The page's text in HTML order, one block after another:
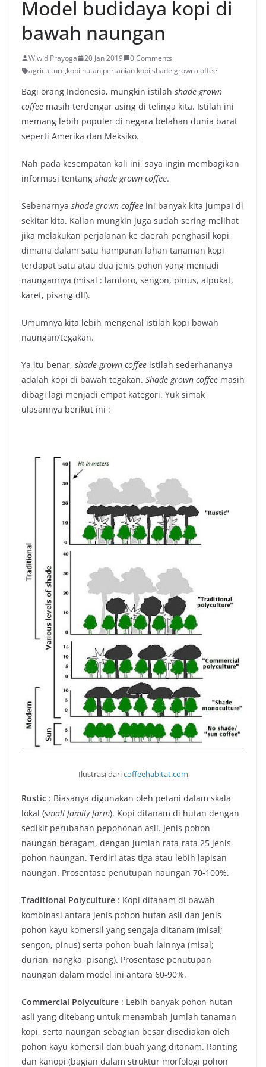
Model budidaya kopi di
bawah naungan
Wiwid Prayoga 20 Jan 2019
0 Comments
agriculture,kopi hutan,pertanian kopi,shade grown coffee
Bagi orang Indonesia, mungkin istilah shade grown
coffee masih terdengar asing di telinga kita. Istilah ini
memang lebih populer di negara belahan dunia barat
seperti Amerika dan Meksiko.
Nah pada kesempatan kali ini, saya ingin membagikan
informasi tentang shade grown coffee.
Sebenarnya shade grown coffee ini banyak kita jumpai di
sekitar kita. Kalian mungkin juga sudah sering melihat
jika melakukan perjalanan ke daerah penghasil kopi,
dimana dalam satu hamparan lahan tanaman kopi
terdapat satu atau dua jenis pohon yang menjadi
naungannya (misal : lamtoro, sengon, pinus, alpukat,
karet, pisang dll).
Umumnya kita lebih mengenal istilah kopi bawah
naungan/tegakan.
Ya itu benar, shade grown coffee istilah sederhananya
adalah kopi di bawah tegakan. Shade grown coffee masih
dibagi lagi menjadi empat kategori. Yuk simak
ulasannya berikut ini :
Ilustrasi daricoffeehabitat.com
Rustic : Biasanya digunakan oleh petani dalam skala
lokal (small family farm). Kopi ditanam di hutan dengan
sedikit perubahan pepohonan asli. Jenis pohon
naungan beragam, dengan jumlah rata-rata 25 jenis
pohon naungan. Terdiri atas tiga atau lebih lapisan
naungan. Prosentase penutupan naungan 70-100%.
Traditional Polyculture : Kopi ditanam di bawah
kombinasi antara jenis pohon hutan asli dan jenis
pohon kayu komersil yang sengaja ditanam (misal;
sengon, pinus) serta pohon buah lainnya (misal;
durian, nangka, pisang). Prosentase penutupan
naungan dalam model ini antara 60-90%.
Commercial Polyculture : Lebih banyak pohon hutan
asli yang ditebang untuk menambah jumlah tanaman
kopi, serta naungan sebagian besar disediakan oleh
pohon kayu komersil dan buah yang ditanam. Ranting
dan kanopi (bagian dalam struktur morfologi pohon